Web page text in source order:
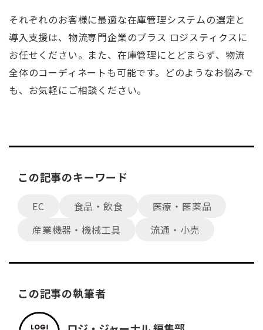
それぞれのお客様に最適な在庫管理システムの選定と
導入支援は、物流専門企業のプラス ロジスティクスに
お任せください。また、在庫管理にとどまらず、物流
全体のコーディネートも可能です。どのようなお悩みで
も、お気軽にご相談ください。
この記事のキーワード
EC 食品・飲食
医療・医薬品
産業機器・機械工具
流通・小売
この記事の執筆者